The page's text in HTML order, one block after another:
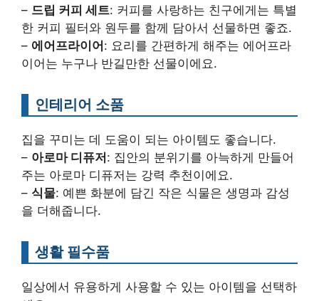
– 드립 커피 세트: 커피를 사랑하는 친구에게는 특별
한 커피 필터와 원두를 함께 담아서 선물하면 좋죠.
– 에어프라이어 : 요리를 간편하게 해주는 에어프라
이어는 누구나 반길만한 선물이에요.
인테리어 소품
집을 꾸미는 데 도움이 되는 아이템도 좋습니다.
– 아로마 디퓨저 : 집안의 분위기를 아늑하게 만들어
주는 아로마 디퓨저는 강력 추천이에요.
– 식물: 예쁜 화분에 담긴 작은 식물은 생명과 감성
을 더해줍니다.
생활 필수품
일상에서 유용하게 사용할 수 있는 아이템을 선택하